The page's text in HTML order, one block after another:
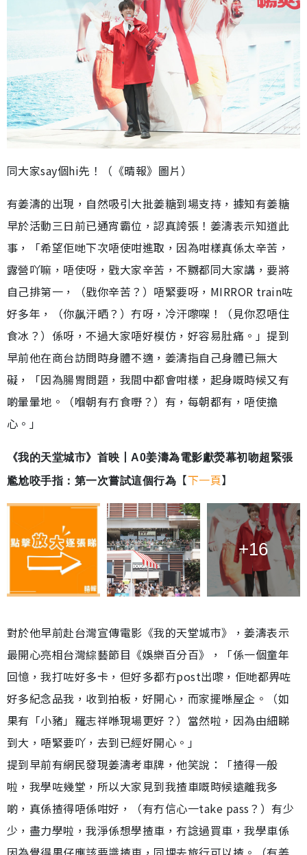
同大家say個hi先！（《晴報》圖片）
有姜濤的出現，自然吸引大批姜糖到場支持，據知有姜糖
早於活動三日前已通宵霸位，認真誇張！姜濤表示知道此
事，「希望佢哋下次唔使咁進取，因為咁樣真係太辛苦，
露營吖嘛，唔使呀，戥大家辛苦，不嬲都同大家講，要將
自己排第一，（戥你辛苦？）唔緊要呀，MIRROR train咗
好多年，（你飙汗晒？）冇呀，冷汗嚟㗎！（見你忍唔住
食冰？）係呀，不過大家唔好模仿，好容易肚痛。」提到
早前他在商台訪問時身體不適，姜濤指自己身體已無大
礙，「因為腸胃問題，我間中都會咁樣，起身嘅時候又有
啲暈暈地。（嗰朝有冇食嘢？）有，每朝都有，唔使擔
心。」
《我的天堂城市》首映丨A0姜濤為電影獻熒幕初吻超緊張
尷尬咬手指：第一次嘗試這個行為 【下一頁】
+16
對於他早前赴台灣宣傳電影《我的天堂城市》，姜濤表示
最開心亮相台灣綜藝節目《娛樂百分百》，「係一個童年
回憶，我打咗好多卡，但好多都冇post出嚟，佢哋都畀咗
好多紀念品我，收到拍板，好開心，而家擺喺屋企。（如
果有「小豬」羅志祥喺現場更好？）當然啦，因為由細睇
到大，唔緊要吖，去到已經好開心。」
提到早前有網民發現姜濤考車牌，他笑說：「揸得一般
啦，我學咗幾堂，所以大家見到我揸車嘅時候遠離我多
啲，真係揸得唔係咁好，（有冇信心一take pass？）有少
少，盡力學啦，我淨係想學揸車，冇諗過買車，我學車係